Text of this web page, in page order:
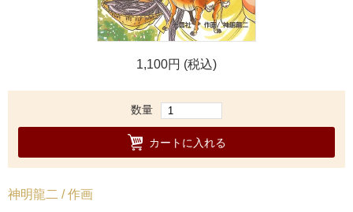
1,100円 (税込)
数量
カートに入れる
神明龍二 / 作画